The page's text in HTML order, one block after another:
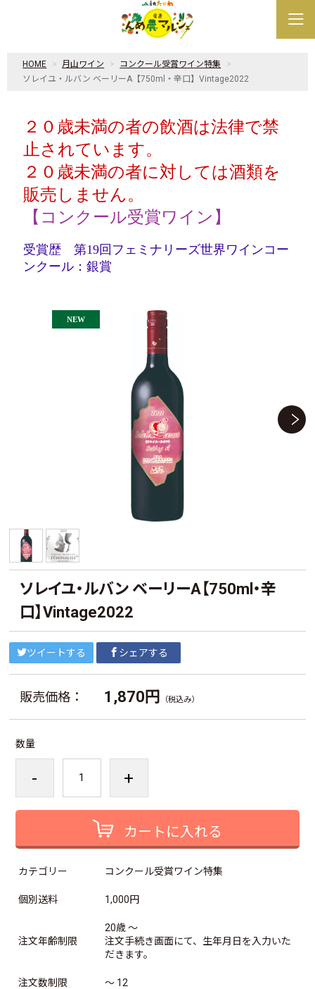
HOME 月山ワイン
コンクール受賞ワイン特集
ソレイユ・ルバン ベーリーA【750ml・辛口】Vintage2022
２０歳未満の者の飲酒は法律で禁
止されています。
２０歳未満の者に対しては酒類を
販売しません。
【コンクール受賞ワイン】
受賞歴 第19回フェミナリーズ世界ワインコー
ンクール：銀賞
ソレイユ・ルバン ベーリーA【750ml・辛
口】Vintage2022
ツイートする シェアする
販売価格： 1,870円 （税込み）
数量
- +
カートに入れる
カテゴリー コンクール受賞ワイン特集
個別送料 1,000円
注文年齢制限
20歳 ～
注文手続き画面にて、生年月日を入力いた
だきます。
注文数制限 ～ 12